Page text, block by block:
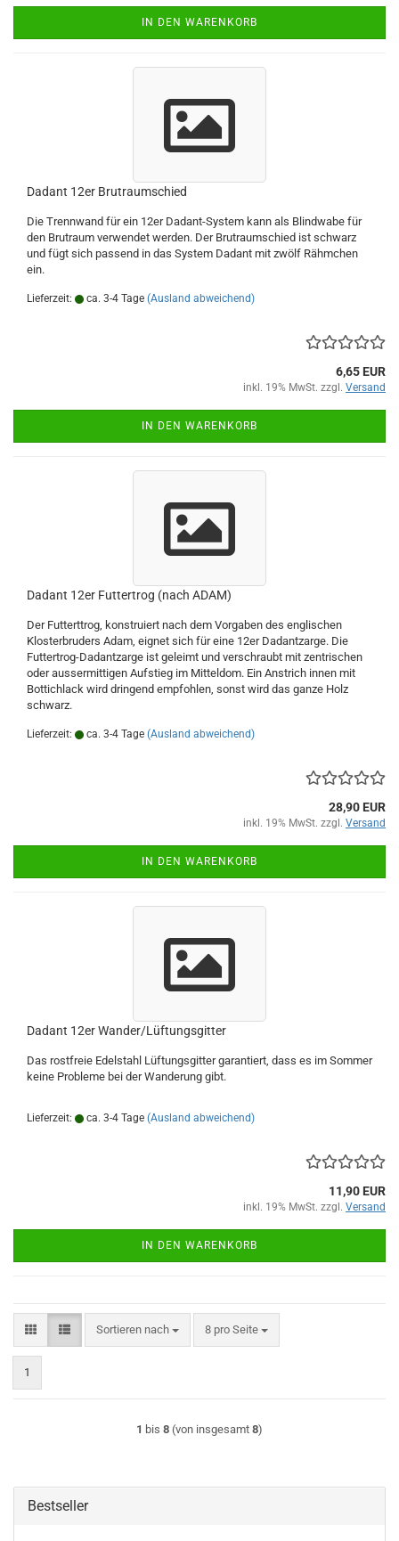
IN DEN WARENKORB
Dadant 12er Brutraumschied
Die Trennwand für ein 12er Dadant-System kann als Blindwabe für
den Brutraum verwendet werden. Der Brutraumschied ist schwarz
und fügt sich passend in das System Dadant mit zwölf Rähmchen
ein.
Lieferzeit: ca. 3-4 Tage (Ausland abweichend)
6,65 EUR
inkl. 19% MwSt. zzgl. Versand
IN DEN WARENKORB
Dadant 12er Futtertrog (nach ADAM)
Der Futterttrog, konstruiert nach dem Vorgaben des englischen
Klosterbruders Adam, eignet sich für eine 12er Dadantzarge. Die
Futtertrog-Dadantzarge ist geleimt und verschraubt mit zentrischen
oder aussermittigen Aufstieg im Mitteldom. Ein Anstrich innen mit
Bottichlack wird dringend empfohlen, sonst wird das ganze Holz
schwarz.
Lieferzeit: ca. 3-4 Tage (Ausland abweichend)
28,90 EUR
inkl. 19% MwSt. zzgl. Versand
IN DEN WARENKORB
Dadant 12er Wander/Lüftungsgitter
Das rostfreie Edelstahl Lüftungsgitter garantiert, dass es im Sommer
keine Probleme bei der Wanderung gibt.
Lieferzeit: ca. 3-4 Tage (Ausland abweichend)
11,90 EUR
inkl. 19% MwSt. zzgl. Versand
IN DEN WARENKORB
Sortieren nach
Sortieren nach 8 pro Seite
pro Seite
1
1 bis 8 (von insgesamt 8)
Bestseller